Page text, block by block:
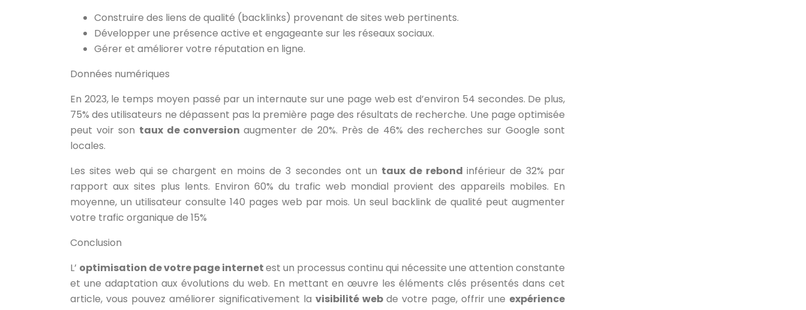
Construire des liens de qualité (backlinks) provenant de sites web pertinents.
Développer une présence active et engageante sur les réseaux sociaux.
Gérer et améliorer votre réputation en ligne.
Données numériques
En 2023, le temps moyen passé par un internaute sur une page web est d’environ 54 secondes. De plus,
75% des utilisateurs ne dépassent pas la première page des résultats de recherche. Une page optimisée
peut voir son taux de conversionaugmenter de 20%. Près de 46% des recherches sur Google sont
locales.
Les sites web qui se chargent en moins de 3 secondes ont un taux de rebond inférieur de 32% par
rapport aux sites plus lents. Environ 60% du trafic web mondial provient des appareils mobiles. En
moyenne, un utilisateur consulte 140 pages web par mois. Un seul backlink de qualité peut augmenter
votre trafic organique de 15%
Conclusion
L’ optimisation de votre page internetest un processus continu qui nécessite une attention constante
et une adaptation aux évolutions du web. En mettant en œuvre les éléments clés présentés dans cet
article, vous pouvez améliorer significativement la visibilité web de votre page, offrir une expérience